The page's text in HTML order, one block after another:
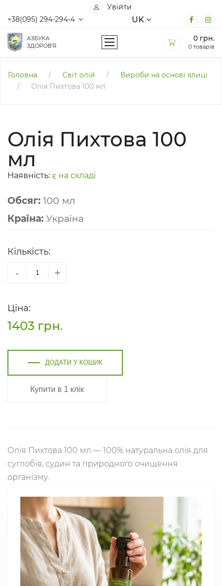
Увійти
+38(095) 294-294-4
UK
АЗБУКА
ЗДОРОВ'Я
0 грн.
0 товарів
Головна / Світ олій /
Вироби на основі ялиці
/
Олія Пихтова 100 мл
Олія Пихтова 100
мл
Наявність: є на складі
Обсяг: 100 мл
Країна: Україна
Кількість:
- +
Ціна:
1403 грн.
ДОДАТИ У КОШИК
Купити в 1 клік
Олія Пихтова 100 мл — 100% натуральна олія для
суглобів, судин та природного очищення
організму.